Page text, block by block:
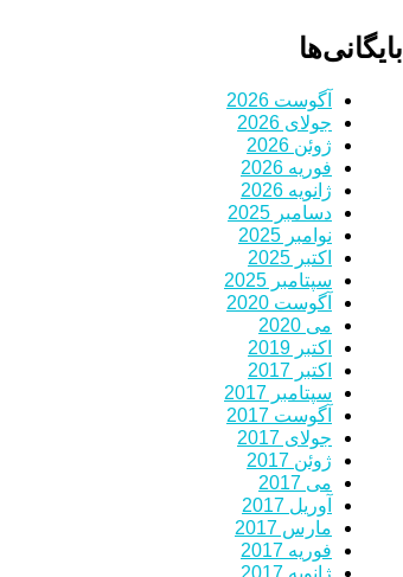
بایگانی‌ها
آگوست 2026
جولای 2026
ژوئن 2026
فوریه 2026
ژانویه 2026
دسامبر 2025
نوامبر 2025
اکتبر 2025
سپتامبر 2025
آگوست 2020
می 2020
اکتبر 2019
اکتبر 2017
سپتامبر 2017
آگوست 2017
جولای 2017
ژوئن 2017
می 2017
آوریل 2017
مارس 2017
فوریه 2017